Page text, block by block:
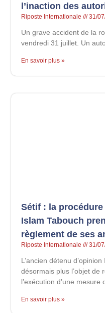
l’inaction des
Riposte Internationale 31/
Un grave accident de la
vendredi 31 juillet. Un
En savoir plus »
Sétif : la
Islam Tabouch
règlement de ses
Riposte Internationale 31/
L’ancien détenu
désormais plus l’objet de
l’exécution d’une mesure
En savoir plus »